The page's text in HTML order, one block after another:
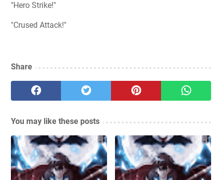
"Hero Strike!"
"Crused Attack!"
Share
You may like these posts